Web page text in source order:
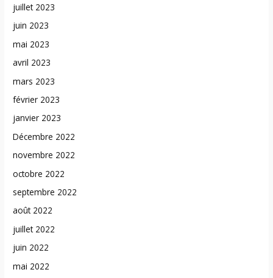
juillet 2023
juin 2023
mai 2023
avril 2023
mars 2023
février 2023
janvier 2023
Décembre 2022
novembre 2022
octobre 2022
septembre 2022
août 2022
juillet 2022
juin 2022
mai 2022